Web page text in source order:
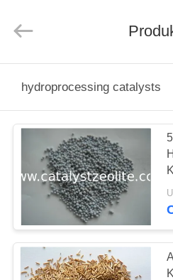
PRODUKTE
ÜBER
UNS
FABRIK-
AUSFLUG
Rights
hydroprocessing catalysts